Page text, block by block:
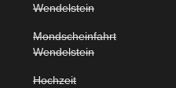
Wendelstein
Mondscheinfahrt
Wendelstein
Hochzeit